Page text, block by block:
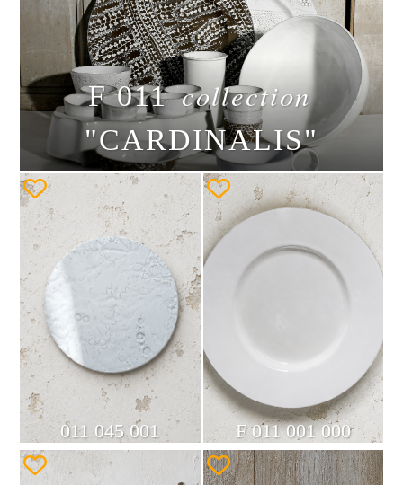
F 011collection
"CARDINALIS"
011 045 001 F 011 001 000